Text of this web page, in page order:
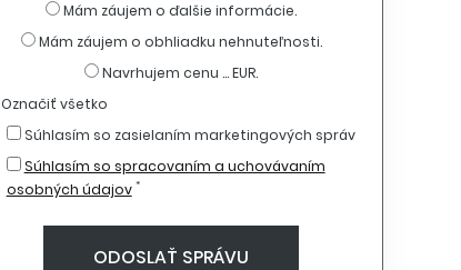
Mám záujem o ďalšie informácie.
Mám záujem o obhliadku nehnuteľnosti.
Navrhujem cenu ... EUR.
Označiť všetko
Súhlasím so zasielaním marketingových správ
Súhlasím so spracovaním a uchovávaním
osobných údajov *